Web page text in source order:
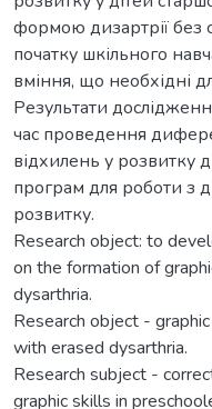
формою дизартрії без
початку шкільного
вміння, що необхідні
Результати
час проведення
відхилень у розвитку
програм для роботи з
розвитку.
Research object: to
on the formation of
dysarthria.
Research object -
with erased dysarthria.
Research subject -
graphic skills in